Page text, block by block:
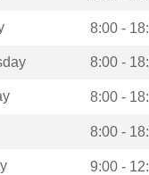
8:00 -
8:00 -
8:00 -
8:00 -
9:00 -